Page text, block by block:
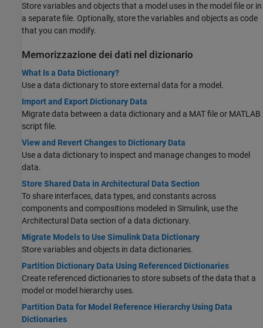
Store variables and objects that a model uses in the model file or in
a separate file. Optionally, store the variables and objects as code
that you can modify.
Memorizzazione dei dati nel dizionario
What Is a Data Dictionary?
Use a data dictionary to store external data for a model.
Import and Export Dictionary Data
Migrate data between a data dictionary and a MAT file or MATLAB
script file.
View and Revert Changes to Dictionary Data
Use a data dictionary to inspect and manage changes to model
data.
Store Shared Data in Architectural Data Section
To share interfaces, data types, and constants across
components and compositions modeled in Simulink, use the
Architectural Data section of a data dictionary.
Migrate Models to Use Simulink Data Dictionary
Store variables and objects in data dictionaries.
Partition Dictionary Data Using Referenced Dictionaries
Create referenced dictionaries to store subsets of the data that a
model or model hierarchy uses.
Partition Data for Model Reference Hierarchy Using Data
Dictionaries